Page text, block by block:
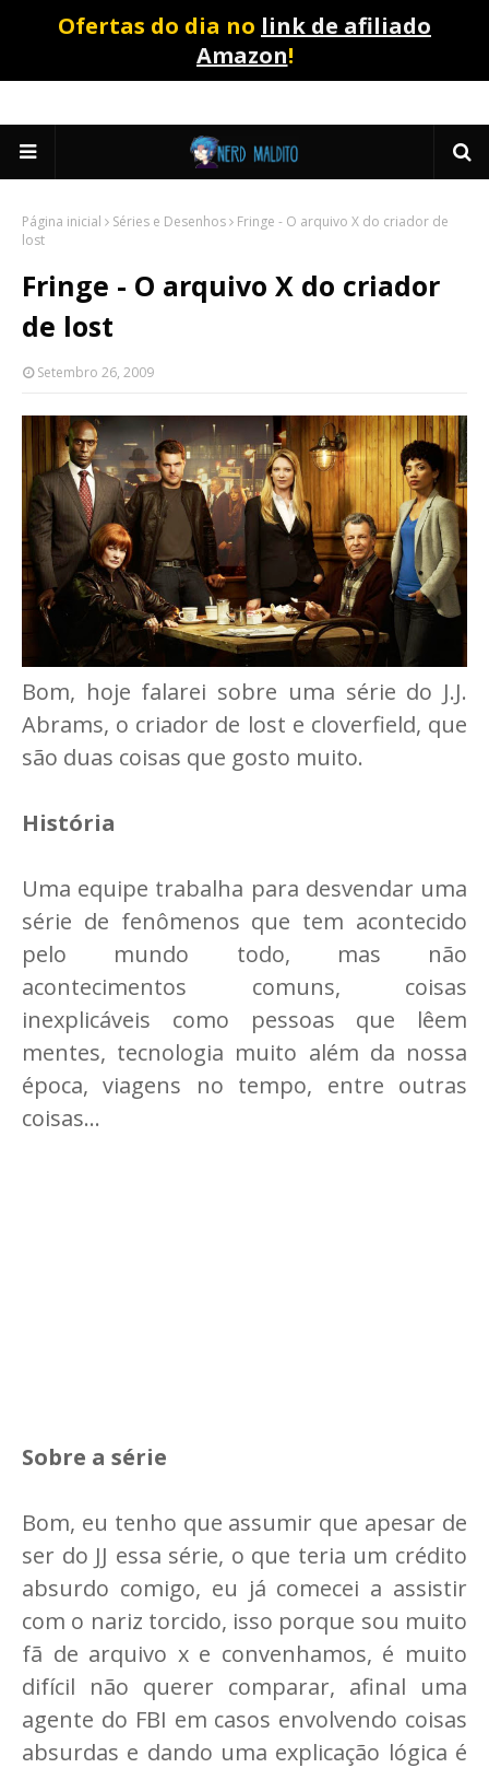
Ofertas do dia no link de afiliado
Amazon!
Página inicial Séries e Desenhos
Fringe - O arquivo X do criador de
lost
Fringe - O arquivo X do criador
de lost
Setembro 26, 2009
Bom, hoje falarei sobre uma série do J.J.
Abrams, o criador de lost e cloverfield, que
são duas coisas que gosto muito.
História
Uma equipe trabalha para desvendar uma
série de fenômenos que tem acontecido
pelo mundo todo, mas não
acontecimentos comuns, coisas
inexplicáveis como pessoas que lêem
mentes, tecnologia muito além da nossa
época, viagens no tempo, entre outras
coisas...
Sobre a série
Bom, eu tenho que assumir que apesar de
ser do JJ essa série, o que teria um crédito
absurdo comigo, eu já comecei a assistir
com o nariz torcido, isso porque sou muito
fã de arquivo x e convenhamos, é muito
difícil não querer comparar, afinal uma
agente do FBI em casos envolvendo coisas
absurdas e dando uma explicação lógica é